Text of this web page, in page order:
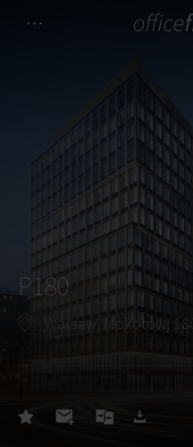
P180
Warsaw, Mokotów,